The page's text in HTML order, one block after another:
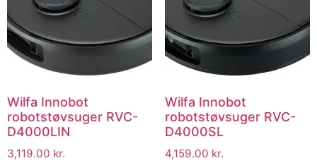
Wilfa Innobot
robotstøvsuger RVC-
D4000LIN
3,119.00 kr.
Wilfa Innobot
robotstøvsuger RVC-
D4000SL
4,159.00 kr.